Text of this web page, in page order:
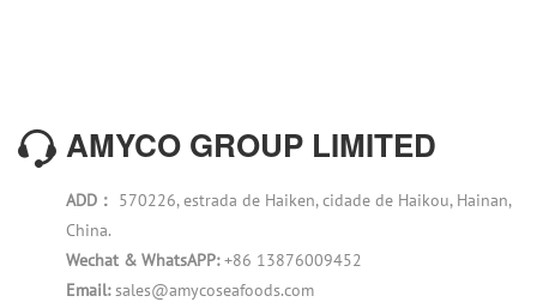
AMYCO GROUP LIMITED
ADD： 570226, estrada de Haiken, cidade de Haikou, Hainan,
China.
Wechat & WhatsAPP:+86 13876009452
Email:sales@amycoseafoods.com